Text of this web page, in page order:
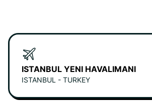
ISTANBUL YENI HAVALIMANI
ISTANBUL - TURKEY